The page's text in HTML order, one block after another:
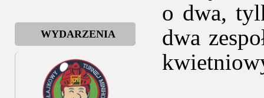
WYDARZENIA
o dwa,
dwa